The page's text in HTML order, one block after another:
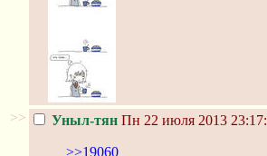
>> Уныл-тян Пн 22 июля 2013
>>19060